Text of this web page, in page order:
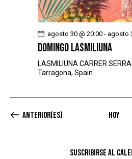
agosto 30 @ 20:00 - agosto
DOMINGO LASMILIUNA
LASMILIUNA CARRER
Tarragona, Spain
Eventos
anterior(es) Hoy
SUSCRIBIRSE AL